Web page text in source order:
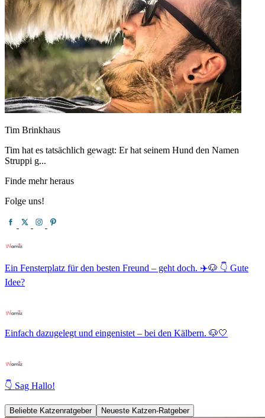
Tim Brinkhaus
Tim hat es tatsächlich gewagt: Er hat seinem Hund den Namen
Struppi g...
Finde mehr heraus
Folge uns!
Ein Fensterplatz für den besten Freund – geht doch. ✈️🐶 👇 Gute
Idee?
Einfach dazugelegt und eingenistet – bei den Kälbern. 🐶🤍
👇 Sag Hallo!
Beliebte Katzenratgeber Neueste Katzen-Ratgeber